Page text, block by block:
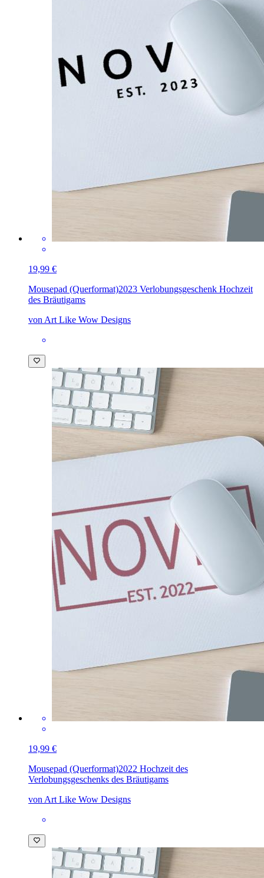
19,99 €
Mousepad (Querformat)2023 Verlobungsgeschenk Hochzeit
des Bräutigams
von Art Like Wow Designs
19,99 €
Mousepad (Querformat)2022 Hochzeit des
Verlobungsgeschenks des Bräutigams
von Art Like Wow Designs